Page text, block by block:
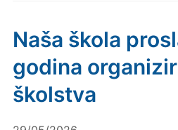
Naša škola
godina
školstva